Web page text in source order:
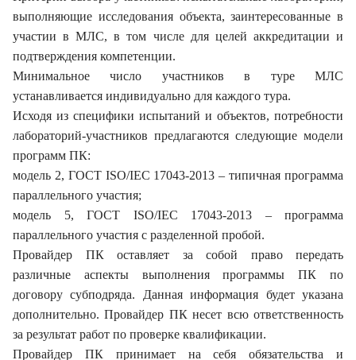
выполняющие исследования объекта, заинтересованные в
участии в МЛС, в том числе для целей аккредитации и
подтверждения компетенции.
Минимальное число участников в туре МЛС
устанавливается индивидуально для каждого тура.
Исходя из специфики испытаний и объектов, потребности
лабораторий-участников предлагаются следующие модели
программ ПК:
модель 2, ГОСТ ISO/IEC 17043-2013 – типичная программа
параллельного участия;
модель 5, ГОСТ ISO/IEC 17043-2013 – программа
параллельного участия с разделенной пробой.
Провайдер ПК оставляет за собой право передать
различные аспекты выполнения программы ПК по
договору субподряда. Данная информация будет указана
дополнительно. Провайдер ПК несет всю ответственность
за результат работ по проверке квалификации.
Провайдер ПК принимает на себя обязательства и